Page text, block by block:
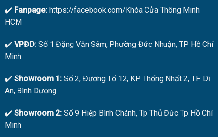
✔️ Fanpage:https://facebook.com/Khóa Cửa Thông Minh
HCM
✔️ VPĐD: Số 1 Đặng Văn Sâm, Phường Đức Nhuận, TP Hồ Chí
Minh
✔️ Showroom 1:Số 2, Đường Tổ 12, KP Thống Nhất 2, TP Dĩ
An, Bình Dương
✔️ Showroom 2:Số 9 Hiệp Bình Chánh, Tp Thủ Đức Tp Hồ Chí
Minh